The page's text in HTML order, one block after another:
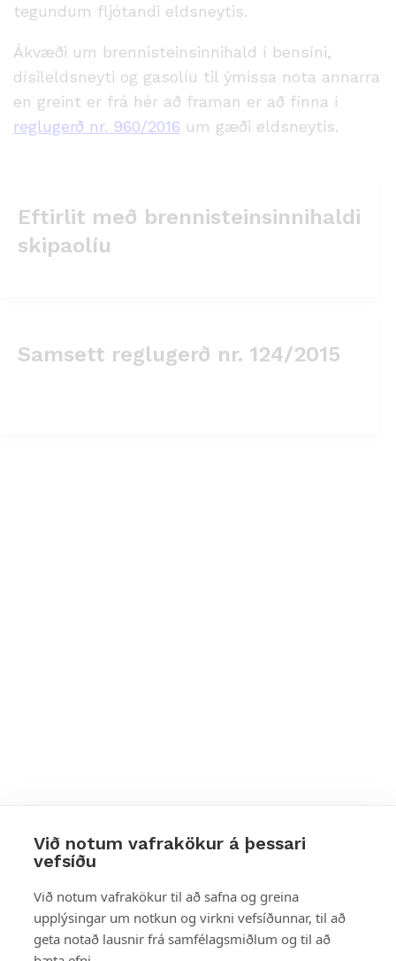
Við notum vafrakökur á þessari
vefsíðu
Við notum vafrakökur til að safna og greina
upplýsingar um notkun og virkni vefsíðunnar, til að
geta notað lausnir frá samfélagsmiðlum og til að
tegundum fljótandi eldsneytis.
Ákvæði um brennisteinsinnihald í bensíni,
dísileldsneyti og gasolíu til ýmissa nota annarra
en greint er frá hér að framan er að finna í
reglugerð nr. 960/2016 um gæði eldsneytis.
Eftirlit með brennisteinsinnihaldi
skipaolíu
Samsett reglugerð nr. 124/2015
Styttu þér leið
Mest skoðað